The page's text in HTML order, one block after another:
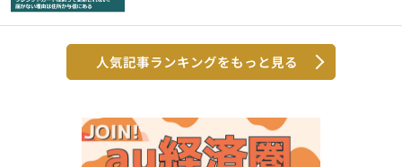
人気記事ランキングをもっと見る